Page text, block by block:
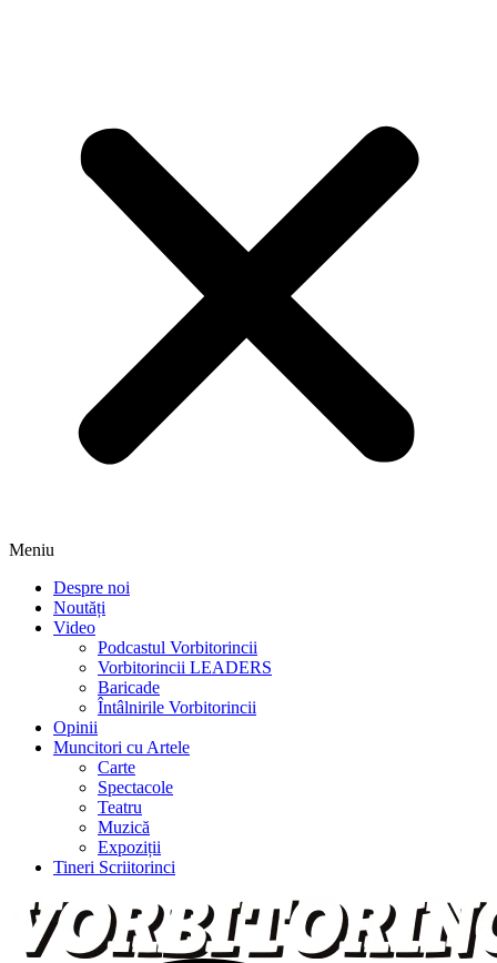
Meniu
Despre noi
Noutăți
Video
Podcastul Vorbitorincii
Vorbitorincii LEADERS
Baricade
Întâlnirile Vorbitorincii
Opinii
Muncitori cu Artele
Carte
Spectacole
Teatru
Muzică
Expoziții
Tineri Scriitorinci